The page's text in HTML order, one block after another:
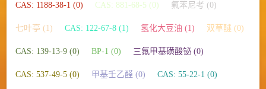
CAS: 1188-38-1 (0) CAS: 881-68-5 (0) 氟苯尼考 (0)
七叶亭 (1) CAS: 122-67-8 (1) 氢化大豆油 (1) 双草醚 (0)
CAS: 139-13-9 (0) BP-1 (0) 三氟甲基磺酸铋 (0)
CAS: 537-49-5 (0) 甲基壬乙醛 (0) CAS: 55-22-1 (0)